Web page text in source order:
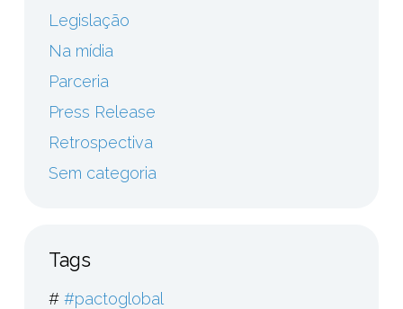
Legislação
Na mídia
Parceria
Press Release
Retrospectiva
Sem categoria
Tags
# #pactoglobal